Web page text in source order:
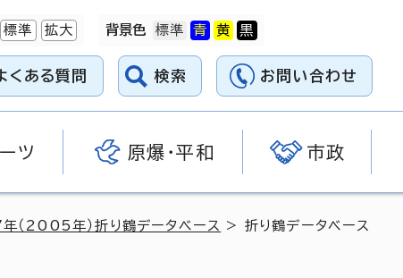
標準 拡大 背景色
くある質問 検索 お問い合わせ
ツ 原爆・平和 市政
（2005年）折り鶴データベース > 折り鶴データベース